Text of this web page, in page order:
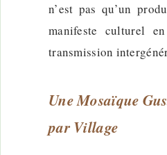
n’est pas qu’un
manifeste culturel
transmission
Une Mosaïque
par Village